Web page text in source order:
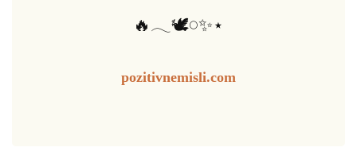
🔥𓂃🕊️𓏸✨⋆
pozitivnemisli.com